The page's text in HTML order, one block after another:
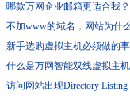
哪款万网企业邮箱更适合我？
不加www的域名，网站为什
新手选购虚拟主机必须做的
什么是万网智能双线虚拟主
访问网站出现Directory Listing